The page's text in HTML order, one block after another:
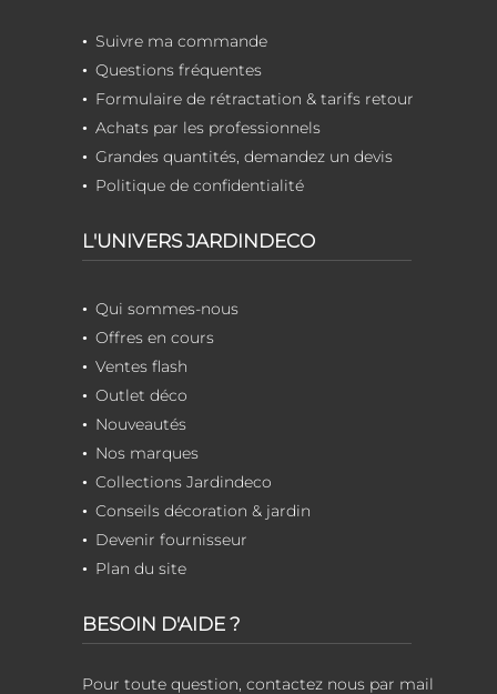
Suivre ma commande
Questions fréquentes
Formulaire de rétractation & tarifs retour
Achats par les professionnels
Grandes quantités, demandez un devis
Politique de confidentialité
L'UNIVERS JARDINDECO
Qui sommes-nous
Offres en cours
Ventes flash
Outlet déco
Nouveautés
Nos marques
Collections Jardindeco
Conseils décoration & jardin
Devenir fournisseur
Plan du site
BESOIN D'AIDE ?
Pour toute question, contactez nous par mail